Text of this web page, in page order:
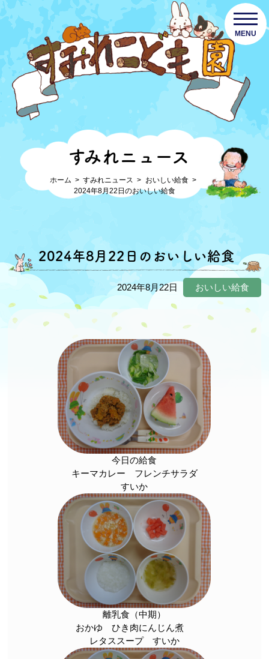
MENU
すみれニュース
ホーム すみれニュース
おいしい給食
2024年8月22日のおいしい給食
2024年8月22日のおいしい給食
2024年8月22日 おいしい給食
今日の給食
キーマカレー フレンチサラダ
すいか
離乳食（中期）
おかゆ ひき肉にんじん煮
レタススープ すいか